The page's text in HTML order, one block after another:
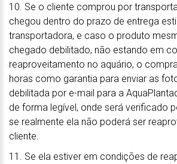
10. Se o cliente comprou por
chegou dentro do prazo de entrega
transportadora, e caso o produto
chegado debilitado, não estando em
reaproveitamento no aquário, o
horas como garantia para enviar as
debilitada por e-mail para a
de forma legível, onde será verificado
se realmente ela não poderá ser
cliente.
11. Se ela estiver em condições de